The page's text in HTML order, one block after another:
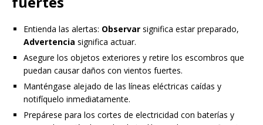
Entienda las alertas: Observar significa estar preparado,
Advertencia significa actuar.
Asegure los objetos exteriores y retire los escombros que
puedan causar daños con vientos fuertes.
Manténgase alejado de las líneas eléctricas caídas y
notifíquelo inmediatamente.
Prepárese para los cortes de electricidad con baterías y